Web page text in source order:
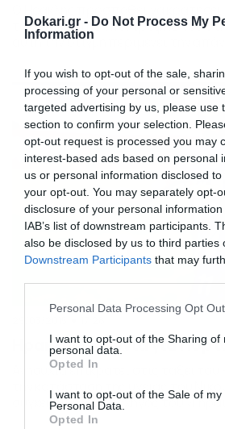
Dokari.gr - Do Not Process My
Information
If you wish to opt-out of the sale,
processing of your personal or
targeted advertising by us, please use
section to confirm your selection.
opt-out request is processed you may
interest-based ads based on personal
us or personal information disclosed
your opt-out. You may separately opt-
disclosure of your personal
IAB’s list of downstream participants.
also be disclosed by us to third parties
Downstream Participants that may
Please note that this website/app uses
not limited to your visit or usage
grant or deny consent to Google and
use your data for below specified
consent section.
Personal Data Processing Opt
I want to opt-out of the Sharing of
personal data.
Opted In
I want to opt-out of the Sale of my
Personal Data.
Opted In
Ο Ηρακλής προσπαθεί να
του ενόψει της επιστροφής του
αυτή την στιγμή περιμένει την
ανανέωσης που τους έχει γίνει. Οι
«Γηραιού» έχουν καταθέσει
δύο και πλέον το μόνο που
Ηρακλής: Αγωνία για
Ανησυχία επικρατεί στις τάξει του
την κατάσταση της υγείας του
συγκεκριμένα, ο αρχηγός του
διάστρεμμα κατά τη διάρκεια της